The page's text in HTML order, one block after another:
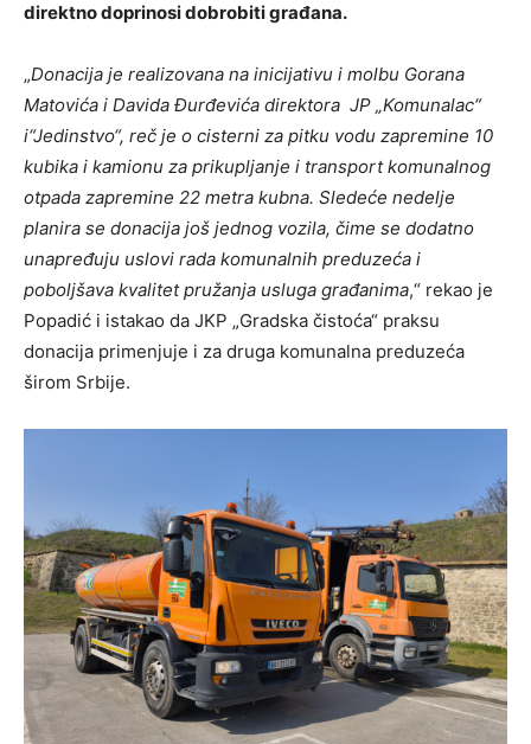
direktno doprinosi dobrobiti građana.
„Donacija je realizovana na inicijativu i molbu Gorana
Matovića i Davida Đurđevića direktora JP „Komunalac“
i“Jedinstvo“, reč je o cisterni za pitku vodu zapremine 10
kubika i kamionu za prikupljanje i transport komunalnog
otpada zapremine 22 metra kubna. Sledeće nedelje
planira se donacija još jednog vozila, čime se dodatno
unapređuju uslovi rada komunalnih preduzeća i
poboljšava kvalitet pružanja usluga građanima,“ rekao je
Popadić i istakao da JKP „Gradska čistoća“ praksu
donacija primenjuje i za druga komunalna preduzeća
širom Srbije.